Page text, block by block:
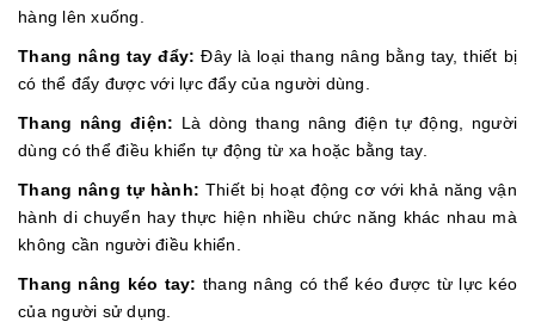
hàng lên xuống.
Thang nâng tay đẩy:Đây là loại thang nâng bằng tay, thiết bị
có thể đẩy được với lực đẩy của người dùng.
Thang nâng điện: Là dòng thang nâng điện tự động, người
dùng có thể điều khiển tự động từ xa hoặc bằng tay.
Thang nâng tự hành: Thiết bị hoạt động cơ với khả năng vận
hành di chuyển hay thực hiện nhiều chức năng khác nhau mà
không cần người điều khiển.
Thang nâng kéo tay: thang nâng có thể kéo được từ lực kéo
của người sử dụng.